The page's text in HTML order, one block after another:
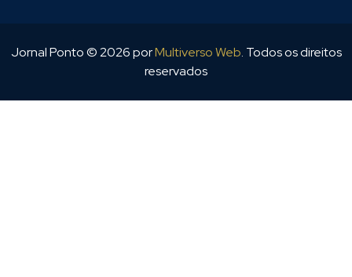
Jornal Ponto ©2026porMultiverso Web. Todos os direitos
reservados